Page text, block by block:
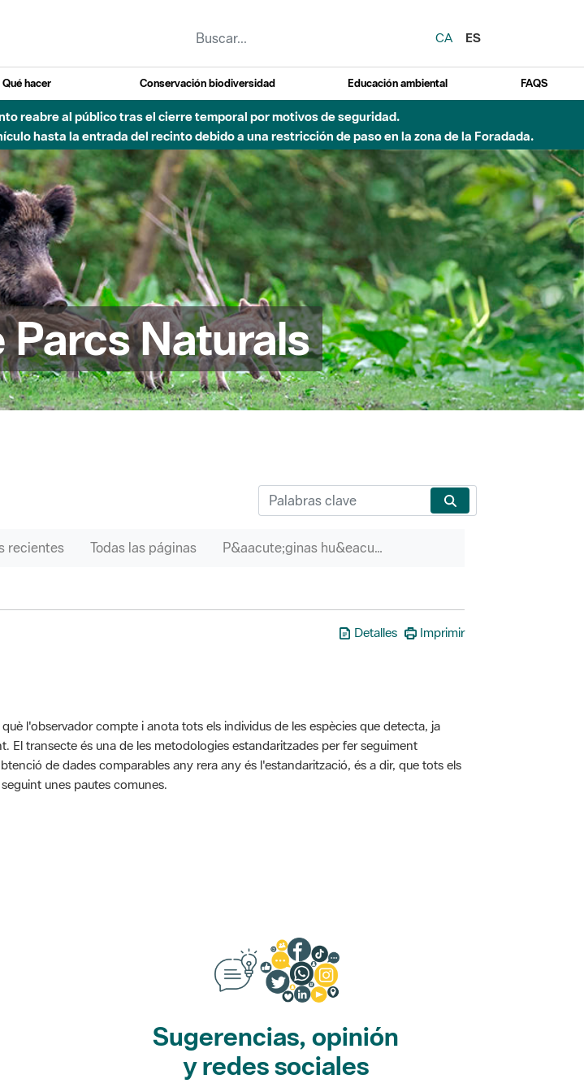
CA
ES
Qué hacer Conservación biodiversidad Educación ambiental FAQS
reabre al público tras el cierre temporal por motivos de seguridad.
hasta la entrada del recinto debido a una restricción de paso en la zona de la Foradada.
Parcs Naturals
recientes Todas las páginas P&aacute;ginas hu&eacute;rfanas
Detalles Imprimir
l'observador compte i anota tots els individus de les espècies que detecta, ja
El transecte és una de les metodologies estandaritzades per fer seguiment
de dades comparables any rera any és l'estandarització, és a dir, que tots els
unes pautes comunes.
media es de 0 estrellas de 5.
Sugerencias, opinión
y redes sociales